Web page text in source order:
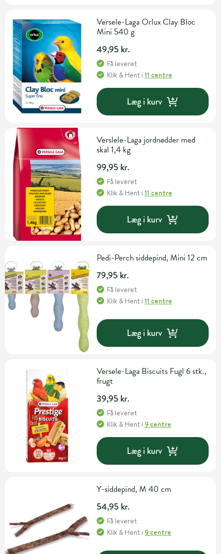
Versele-Laga Orlux Clay Bloc
Mini 540 g
49,95 kr.
Få leveret
Klik & Hent i11 centre
Læg i kurv
Verslele-Laga jordnødder med
skal 1,4 kg
99,95 kr.
Få leveret
Klik & Hent i11 centre
Læg i kurv
Pedi-Perch siddepind, Mini 12 cm
79,95 kr.
Få leveret
Klik & Hent i11 centre
Læg i kurv
Versele-Laga Biscuits Fugl 6 stk.,
frugt
39,95 kr.
Få leveret
Klik & Hent i 9 centre
Læg i kurv
Y-siddepind, M 40 cm
54,95 kr.
Få leveret
Klik & Hent i 9 centre